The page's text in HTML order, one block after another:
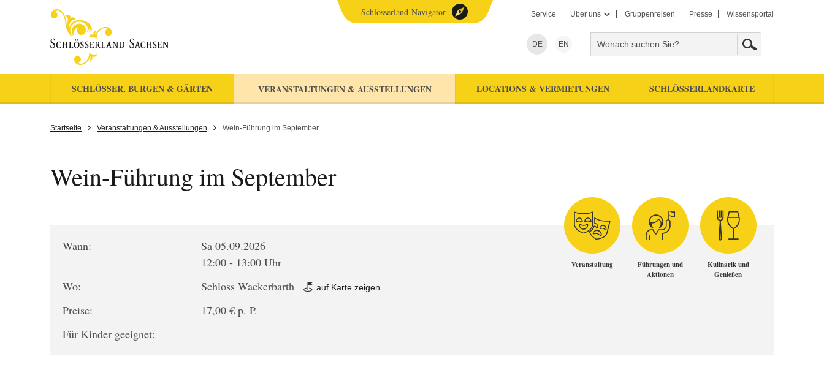
Service Über uns Gruppenreisen Presse Wissensportal
DE EN
SCHLÖSSER, BURGEN & GÄRTEN VERANSTALTUNGEN & AUSSTELLUNGEN LOCATIONS & VERMIETUNGEN SCHLÖSSERLANDKARTE
Schlösserland-Navigator
Startseite Veranstaltungen & Ausstellungen Wein-Führung im September
Wein-Führung im September
Wann:
Sa 05.09.2026
12:00 - 13:00 Uhr
Wo:
Schloss Wackerbarth auf Karte zeigen
Preise:
17,00 € p. P.
Für Kinder geeignet:
Veranstaltung
Führungen und
Aktionen
Kulinarik und
Genießen